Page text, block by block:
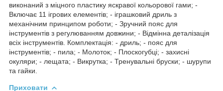
виконаний з міцного пластику яскравої кольорової гами; -
Включає 11 ігрових елементів; - іграшковий дриль з
механічним принципом роботи; - Зручний пояс для
інструментів з регулюванням довжини; - Відмінна деталізація
всіх інструментів. Комплектація: - дриль; - пояс для
інструментів; - пила; - Молоток; - Плоскогубці; - захисні
окуляри; - лещата; - Викрутка; - Тренувальні бруски; - шурупи
та гайки.
Приховати